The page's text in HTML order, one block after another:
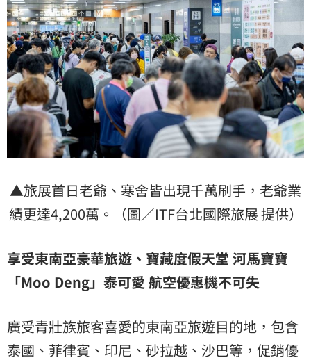
▲旅展首日老爺、寒舍皆出現千萬刷手，老爺業
績更達4,200萬。（圖／ITF台北國際旅展 提供）
享受東南亞豪華旅遊、寶藏度假天堂 河馬寶寶
「Moo Deng」泰可愛 航空優惠機不可失
廣受青壯族旅客喜愛的東南亞旅遊目的地，包含
泰國、菲律賓、印尼、砂拉越、沙巴等，促銷優